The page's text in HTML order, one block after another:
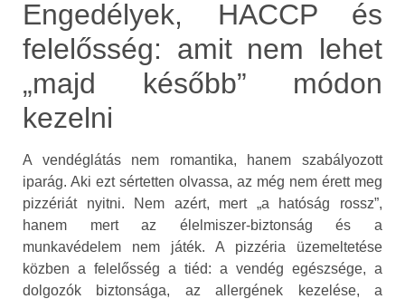
Engedélyek, HACCP és
felelősség: amit nem lehet
„majd később” módon
kezelni
A vendéglátás nem romantika, hanem szabályozott
iparág. Aki ezt sértetten olvassa, az még nem érett meg
pizzériát nyitni. Nem azért, mert „a hatóság rossz”,
hanem mert az élelmiszer-biztonság és a
munkavédelem nem játék. A pizzéria üzemeltetése
közben a felelősség a tiéd: a vendég egészsége, a
dolgozók biztonsága, az allergének kezelése, a